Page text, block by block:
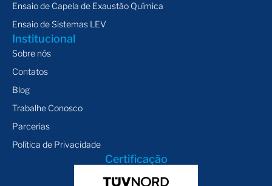
Ensaio de Capela de Exaustão Química
Ensaio de Sistemas LEV
Institucional
Sobre nós
Contatos
Blog
Trabalhe Conosco
Parcerias
Política de Privacidade
Certificação